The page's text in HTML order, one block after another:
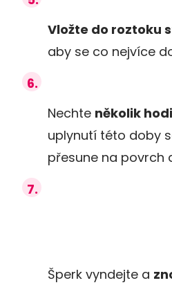
Vložte do roztoku
aby se co nejvíce
Nechte několik
uplynutí této doby
přesune na povrch
Šperk vyndejte a